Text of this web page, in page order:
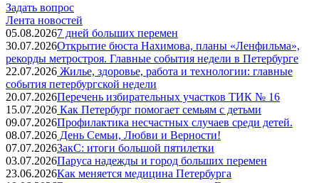
Задать вопрос
Лента новостей
05.08.20267 дней больших перемен
30.07.2026Открытие бюста Нахимова, планы «Ленфильма»,
рекорды метростроя. Главные события недели в Петербурге
22.07.2026 Жилье, здоровье, работа и технологии: главные
события петербургской недели
20.07.2026Перечень избирательных участков ТИК № 16
15.07.2026 Как Петербург помогает семьям с детьми
09.07.2026Профилактика несчастных случаев среди детей.
08.07.2026 День Семьи, Любви и Верности!
07.07.2026ЗакС: итоги большой пятилетки
03.07.2026Паруса надежды и город больших перемен
23.06.2026Как меняется медицина Петербурга